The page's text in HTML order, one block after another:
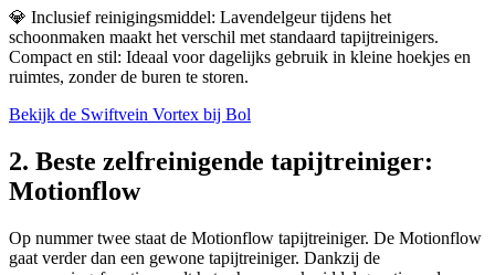
💎 Inclusief reinigingsmiddel: Lavendelgeur tijdens het
schoonmaken maakt het verschil met standaard tapijtreinigers.
Compact en stil: Ideaal voor dagelijks gebruik in kleine hoekjes en
ruimtes, zonder de buren te storen.
Bekijk de Swiftvein Vortex bij Bol
2. Beste zelfreinigende tapijtreiniger:
Motionflow
Op nummer twee staat de Motionflow tapijtreiniger. De Motionflow
gaat verder dan een gewone tapijtreiniger. Dankzij de